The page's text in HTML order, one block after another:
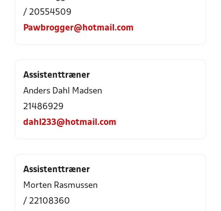
/ 20554509
Pawbrogger@hotmail.com
Assistenttræner
Anders Dahl Madsen
21486929
dahl233@hotmail.com
Assistenttræner
Morten Rasmussen
/ 22108360